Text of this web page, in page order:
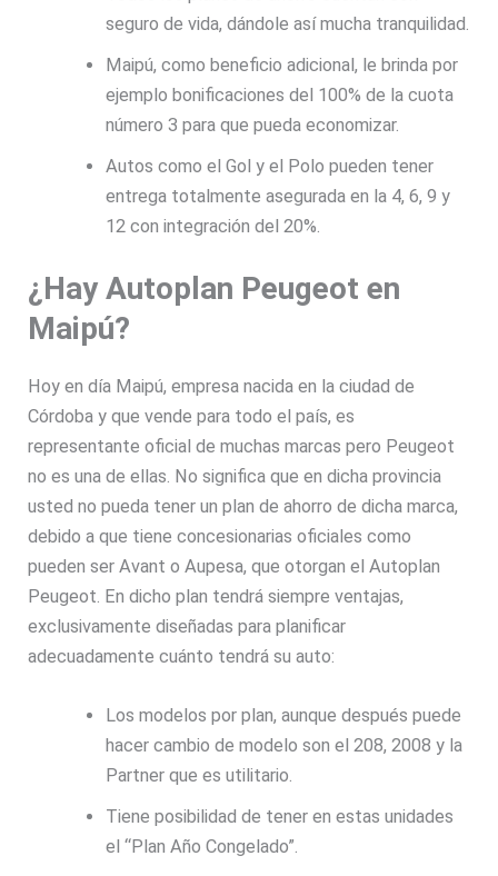
seguro de vida, dándole así mucha tranquilidad.
Maipú, como beneficio adicional, le brinda por
ejemplo bonificaciones del 100% de la cuota
número 3 para que pueda economizar.
Autos como el Gol y el Polo pueden tener
entrega totalmente asegurada en la 4, 6, 9 y
12 con integración del 20%.
¿Hay Autoplan Peugeot en
Maipú?
Hoy en día Maipú, empresa nacida en la ciudad de
Córdoba y que vende para todo el país, es
representante oficial de muchas marcas pero Peugeot
no es una de ellas. No significa que en dicha provincia
usted no pueda tener un plan de ahorro de dicha marca,
debido a que tiene concesionarias oficiales como
pueden ser Avant o Aupesa, que otorgan el Autoplan
Peugeot. En dicho plan tendrá siempre ventajas,
exclusivamente diseñadas para planificar
adecuadamente cuánto tendrá su auto:
Los modelos por plan, aunque después puede
hacer cambio de modelo son el 208, 2008 y la
Partner que es utilitario.
Tiene posibilidad de tener en estas unidades
el “Plan Año Congelado”.